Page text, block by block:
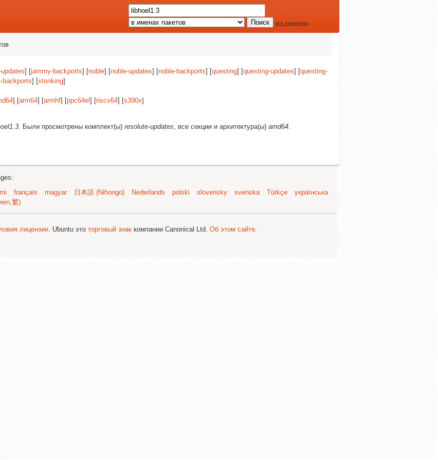
все параметры
] [jammy-backports] [noble] [noble-updates] [noble-backports] [questing] [questing-updates] [questing-
backports] [stonking]
] [arm64] [armhf] [ppc64el ] [riscv64] [s390x]
. Были просмотрены комплект(ы) resolute-updates, все секции и архитектура(ы) amd64.
français magyar 日本語 (Nihongo) Nederlands polski slovensky svenska Türkçe
українська
繁)
лицензии. Ubuntu это торговый знак компании Canonical Ltd. Об этом сайте.